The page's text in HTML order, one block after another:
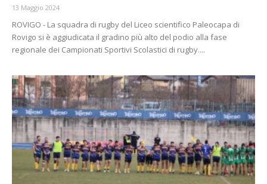
13 Maggio 2024
ROVIGO - La squadra di rugby del Liceo scientifico Paleocapa di
Rovigo si è aggiudicata il gradino più alto del podio alla fase
regionale dei Campionati Sportivi Scolastici di rugby....